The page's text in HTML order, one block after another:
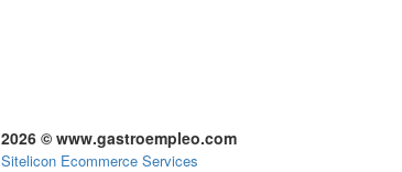
2026 © www.gastroempleo.com
Sitelicon Ecommerce Services